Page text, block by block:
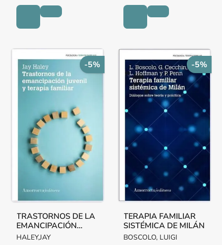
-5%
TRASTORNOS DE LA
EMANCIPACIÓN
JUVENIL Y TERAPIA
HALEY,JAY
-5%
TERAPIA FAMILIAR
SISTÉMICA DE MILÁN
BOSCOLO, LUIGI